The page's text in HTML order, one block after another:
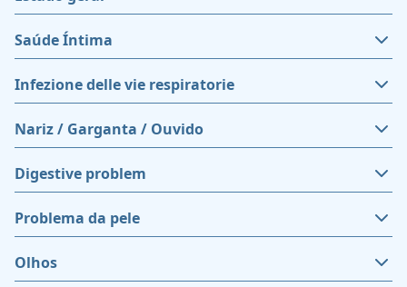
Saúde Íntima
Infezione delle vie respiratorie
Nariz / Garganta / Ouvido
Digestive problem
Problema da pele
Olhos